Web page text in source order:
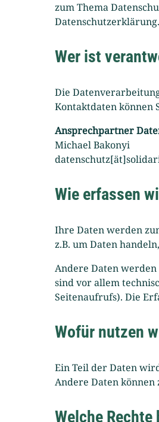
zum Thema
Wer ist
Die
Kontaktdaten können
Ansprechpartner
Michael Bakonyi
Wie erfassen
Ihre Daten werden
z.B. um Daten
Andere Daten werden
sind vor allem
Seitenaufrufs). Die
Wofür nutzen
Ein Teil der Daten
Andere Daten
Welche